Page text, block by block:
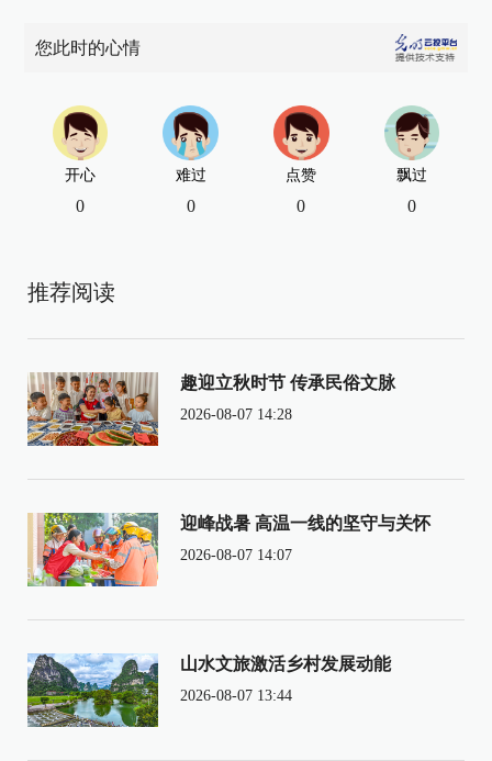
您此时的心情
开心
0
难过
0
点赞
0
飘过
0
推荐阅读
趣迎立秋时节 传承民俗文脉
2026-08-07 14:28
迎峰战暑 高温一线的坚守与关怀
2026-08-07 14:07
山水文旅激活乡村发展动能
2026-08-07 13:44